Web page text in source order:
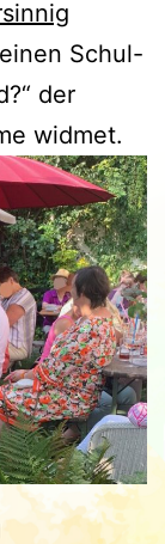
Schul-
der
widmet.